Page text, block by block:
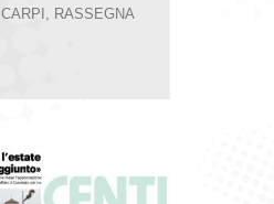
CARPI
RASSEGNA